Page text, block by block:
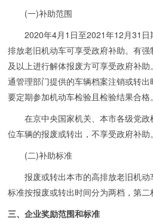
(一)补助范围
2020年4月1日至2021年12月31日
排放老旧机动车可享受政府补助。有
及以上进行解体报废方可享受政府补
通管理部门提供的车辆档案注销或转
要定期参加机动车检验且检验结果合格。
在京中央国家机关、本市各级党政
位车辆的报废或转出，不享受政府补助。
(二)补助标准
报废或转出本市的高排放老旧机动
标准按报废或转出时间分为两档，第二
三、企业奖励范围和标准